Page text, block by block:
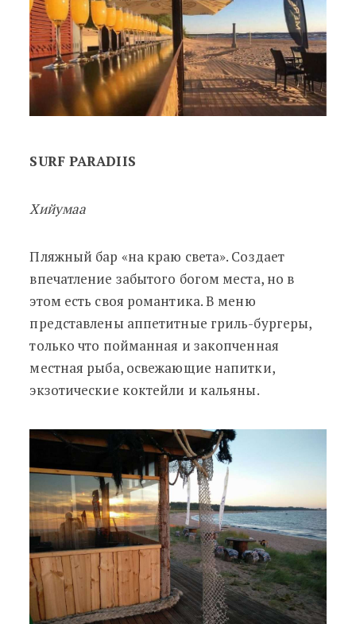
SURF PARADIIS
Хийумаа
Пляжный бар «на краю света». Создает
впечатление забытого богом места, но в
этом есть своя романтика. В меню
представлены аппетитные гриль-бургеры,
только что пойманная и закопченная
местная рыба, освежающие напитки,
экзотические коктейли и кальяны.